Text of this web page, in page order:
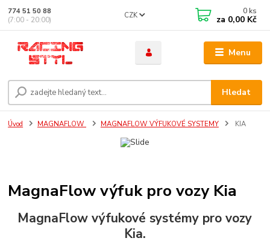
Menu
CZK
Hledat
774 51 50 88
(7:00 - 20:00)
0 ks
za 0,00 Kč
Úvod MAGNAFLOW MAGNAFLOW VÝFUKOVÉ SYSTEMY KIA
MagnaFlow výfuk pro vozy Kia
MagnaFlow výfukové systémy pro vozy
Kia.